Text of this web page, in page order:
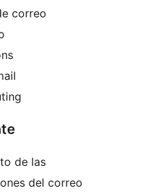
correo
de las
del correo